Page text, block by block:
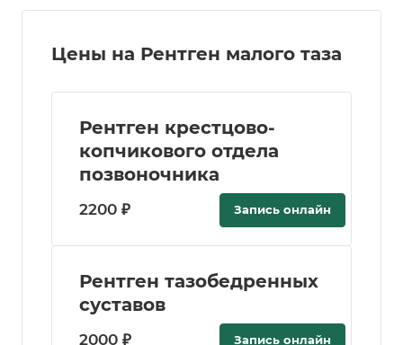
Цены на Рентген малого таза
Рентген крестцово-
копчикового отдела
позвоночника
2200 ₽ Запись онлайн
Рентген тазобедренных
суставов
2000 ₽ Запись онлайн